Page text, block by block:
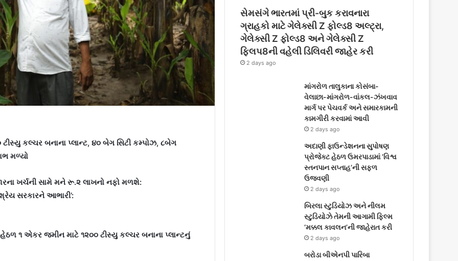
કલ્ચર બનાના પ્લાન્ટ, ૪૦ બેગ સિટી કમ્પોઝ, ૮બેગ
મળ્યો
ખર્ચની સામે મને રૂ.૨ લાખનો નફો મળશે:
સરકારને આભારી’:
૧ એકર જમીન માટે ૧૨૦૦ ટીસ્યુ કલ્ચર બનાના પ્લાન્ટનું
સેમસંગે ભારતમાં પ્રી-બુક કરાવનારા
ગ્રાહકો માટે ગેલેક્સી Z ફોલ્ડ8 અલ્ટ્રા,
ગેલેક્સી Z ફોલ્ડ8 અને ગેલેક્સી Z
ફ્લિપ8ની વહેલી ડિલિવરી જાહેર કરી
2 days ago
માંગરોળ તાલુકાના કોસંબા-
વેલાછા-માંગરોળ-વાંકલ-ઝંખવાવ
માર્ગ પર પેચવર્ક અને સમારકામની
કામગીરી કરવામાં આવી
2 days ago
અદાણી ફાઉન્ડેશનના સુપોષણ
પ્રોજેક્ટ હેઠળ ઉમરપાડામાં ‘વિશ્વ
સ્તનપાન સપ્તાહ’ની સફળ
ઉજવણી
2 days ago
બિરલા સ્ટુડિયોઝ અને નીલમ
સ્ટુડિયોઝે તેમની આગામી ફિલ્મ
‘મક્કલ કાવલન’ની જાહેરાત કરી
2 days ago
બરોડા બીએનપી પારિબા